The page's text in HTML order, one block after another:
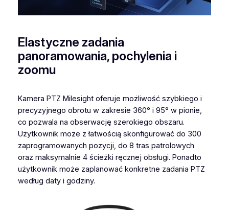
Elastyczne zadania
panoramowania, pochylenia i
zoomu
Kamera PTZ Milesight oferuje możliwość szybkiego i
precyzyjnego obrotu w zakresie 360° i 95° w pionie,
co pozwala na obserwację szerokiego obszaru.
Użytkownik może z łatwością skonfigurować do 300
zaprogramowanych pozycji, do 8 tras patrolowych
oraz maksymalnie 4 ścieżki ręcznej obsługi. Ponadto
użytkownik może zaplanować konkretne zadania PTZ
według daty i godziny.